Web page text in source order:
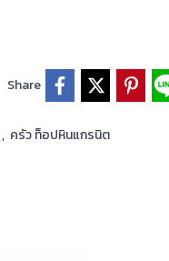
Share
, ครัว ท็อปหินแกรนิต